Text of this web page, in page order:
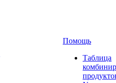
Помощь
Таблица